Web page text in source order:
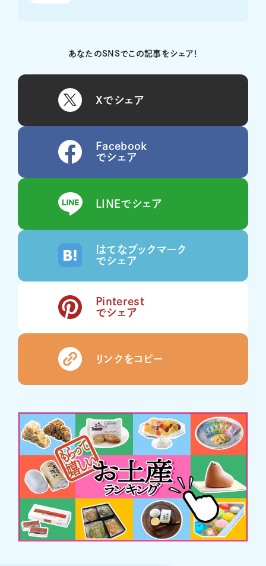
あなたのSNSでこの記事をシェア！
Xでシェア
Facebook
でシェア
LINEでシェア
はてなブックマーク
でシェア
Pinterest
でシェア
リンクをコピー